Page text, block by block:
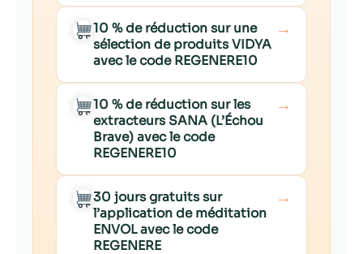
10 % de réduction sur une
sélection de produits VIDYA
avec le code REGENERE10
→
10 % de réduction sur les
extracteurs SANA (L’Échou
Brave) avec le code
REGENERE10
→
30 jours gratuits sur
l’application de méditation
ENVOL avec le code
REGENERE
→